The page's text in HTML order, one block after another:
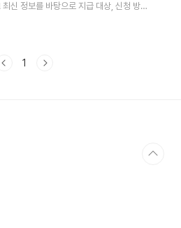
신 정보를 바탕으로 지급 대상, 신청 방법,
지 자세히 알려드릴게요! 여러분, 요즘 '민
찾아봤는데요! 오늘은 7월 28일 월요일,
1